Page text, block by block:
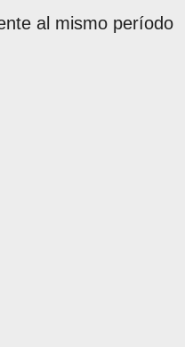
al mismo período